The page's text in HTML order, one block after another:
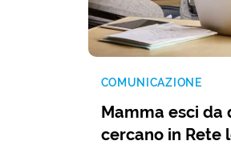
COMUNICAZIONE
Mamma esci da
cercano in Rete